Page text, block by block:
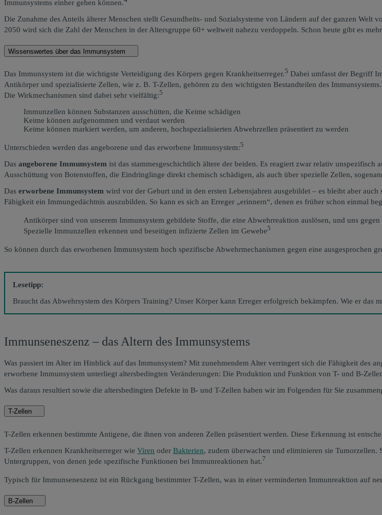
Immunsystems einher gehen können.
Die Zunahme des Anteils älterer Menschen stellt Gesundheits- und Sozialsysteme von Ländern auf der ganzen
2050 wird sich die Zahl der Menschen in der Altersgruppe 60+ weltweit nahezu verdoppeln. Schon heute gibt es
Wissenswertes über das Immunsystem
Das Immunsystem ist die wichtigste Verteidigung des Körpers gegen Krankheitserreger.5 Dabei umfasst der Begriff
Antikörper und spezialisierte Zellen, wie z. B. T-Zellen, gehören zu den wichtigsten Bestandteilen des Immunsystems.
Die Wirkmechanismen sind dabei sehr vielfältig:5
Immunzellen können Substanzen ausschütten, die Keime schädigen
Keime können aufgenommen und verdaut werden
Keime können markiert werden, um anderen, hochspezialisierten Abwehrzellen präsentiert zu werden
Unterschieden werden das angeborene und das erworbene Immunsystem:5
Das angeborene Immunsystem ist das stammesgeschichtlich ältere der beiden. Es reagiert zwar relativ
Ausschüttung von Botenstoffen, die Eindringlinge direkt chemisch schädigen, als auch über spezielle Zellen,
Das erworbene Immunsystem wird vor der Geburt und in den ersten Lebensjahren ausgebildet – es bleibt aber
Fähigkeit ein Immungedächtnis auszubilden. So kann es sich an Erreger „erinnern“, denen es früher schon einmal
Antikörper sind von unserem Immunsystem gebildete Stoffe, die eine Abwehrreaktion auslösen, und uns
Spezielle Immunzellen erkennen und beseitigen infizierte Zellen im Gewebe5
So können durch das erworbenen Immunsystem hoch spezifische Abwehrmechanismen gegen eine ausgesprochen
Lesetipp:
Braucht das Abwehrsystem des Körpers Training? Unser Körper kann Erreger erfolgreich bekämpfen. Wie er das
Immunseneszenz – das Altern des Immunsystems
Was passiert im Alter im Hinblick auf das Immunsystem? Mit zunehmendem Alter verringert sich die Fähigkeit des
erworbene Immunsystem unterliegt altersbedingten Veränderungen: Die Produktion und Funktion von T- und B-
Was daraus resultiert sowie die altersbedingten Defekte in B- und T-Zellen haben wir im Folgenden für Sie
T-Zellen
T-Zellen erkennen bestimmte Antigene, die ihnen von anderen Zellen präsentiert werden. Diese Erkennung ist
T-Zellen erkennen Krankheitserreger wie Viren oder Bakterien, zudem überwachen und eliminieren sie
Untergruppen, von denen jede spezifische Funktionen bei Immunreaktionen hat.7
Typisch für Immunseneszenz ist ein Rückgang bestimmter T-Zellen, was in einer verminderten Immunreaktion auf
B-Zellen